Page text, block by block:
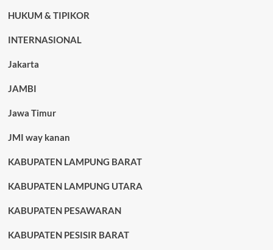
HUKUM & TIPIKOR
INTERNASIONAL
Jakarta
JAMBI
Jawa Timur
JMI way kanan
KABUPATEN LAMPUNG BARAT
KABUPATEN LAMPUNG UTARA
KABUPATEN PESAWARAN
KABUPATEN PESISIR BARAT